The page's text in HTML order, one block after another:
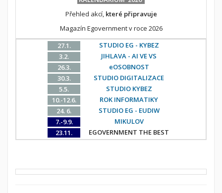
Přehled akcí, které připravuje
Magazín Egovernment v roce 2026
27.1.
STUDIO EG - KYBEZ
3.2.
JIHLAVA - AI VE VS
26.3.
eOSOBNOST
30.3.
STUDIO DIGITALIZACE
5.5.
STUDIO KYBEZ
10.-12.6.
ROK INFORMATIKY
24. 6.
STUDIO EG - EUDIW
7.-9.9.
MIKULOV
23.11.
EGOVERNMENT THE BEST